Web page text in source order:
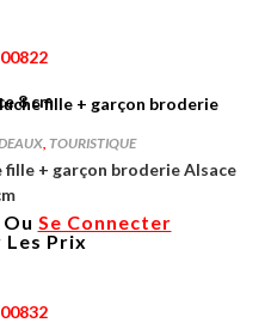
, TOURISTIQUE
+ garçon broderie Alsace
Ou Se Connecter
Les Prix